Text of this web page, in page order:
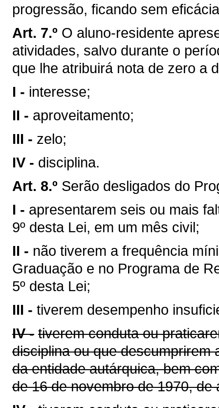
progressão, ficando sem
Art. 7.º O aluno-residente
atividades, salvo durante o
que lhe atribuirá nota de zero a
I - interesse;
II - aproveitamento;
III - zelo;
IV - disciplina.
Art. 8.º Serão desligados do
I - apresentarem seis ou mais
9º desta Lei, em um mês civil;
II - não tiverem a frequência
Graduação e no Programa de
5º desta Lei;
III - tiverem desempenho
IV - tiverem conduta ou
disciplina ou que descumprirem
da entidade autárquica, bem
de 16 de novembro de 1970,